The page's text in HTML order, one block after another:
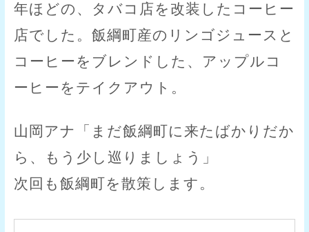
年ほどの、タバコ店を改装したコーヒー
店でした。飯綱町産のリンゴジュースと
コーヒーをブレンドした、アップルコ
ーヒーをテイクアウト。
山岡アナ「まだ飯綱町に来たばかりだか
ら、もう少し巡りましょう」
次回も飯綱町を散策します。